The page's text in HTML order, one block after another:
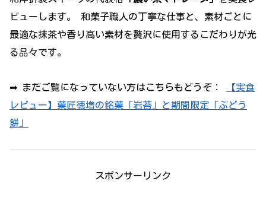
ビューします。 和菓子職人の丁寧な仕事と、素材ごとに
最適な抹茶や香り高い素材を贅沢に使用するこだわりが光
る品々です。
➡ まだご覧になっていない方はこちらもどうぞ：
【実食
レビュー】菓匠徳増の銘菓「岩苔」と期間限定「ぶどう
餅」
スポンサーリンク